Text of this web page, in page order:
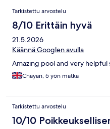
Arvostelut
Tarkistettu arvostelu
8/10 Erittäin hyvä
21.5.2026
Käännä Googlen avulla
Amazing pool and very helpful
Chayan, 5 yön matka
Tarkistettu arvostelu
10/10